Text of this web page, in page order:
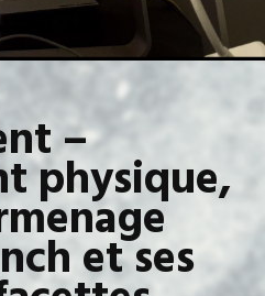
–
physique,
et ses